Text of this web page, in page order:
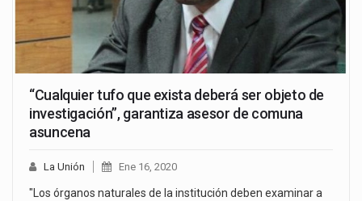
“Cualquier tufo que exista deberá ser objeto de
investigación”, garantiza asesor de comuna
asuncena
La Unión Ene 16, 2020
"Los órganos naturales de la institución deben examinar a